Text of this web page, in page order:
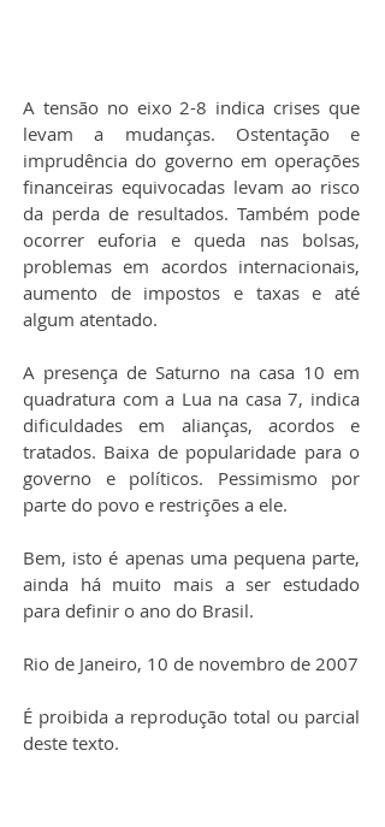
A tensão no eixo 2-8 indica crises que
levam a mudanças. Ostentação e
imprudência do governo em operações
financeiras equivocadas levam ao risco
da perda de resultados. Também pode
ocorrer euforia e queda nas bolsas,
problemas em acordos internacionais,
aumento de impostos e taxas e até
algum atentado.
A presença de Saturno na casa 10 em
quadratura com a Lua na casa 7, indica
dificuldades em alianças, acordos e
tratados. Baixa de popularidade para o
governo e políticos. Pessimismo por
parte do povo e restrições a ele.
Bem, isto é apenas uma pequena parte,
ainda há muito mais a ser estudado
para definir o ano do Brasil.
Rio de Janeiro, 10 de novembro de 2007
É proibida a reprodução total ou parcial
deste texto.